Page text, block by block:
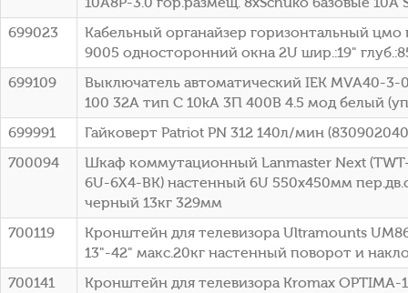
699023
Кабельный органайзер горизонтальный цмо
9005 односторонний окна 2U шир.:19"
699109
Выключатель автоматический IEK MVA40-3-
100 32A тип C 10kA 3П 400В 4.5 мод белый
699991
Гайковерт Patriot PN 312 140л/мин
700094
Шкаф коммутационный Lanmaster Next
6U-6X4-BK) настенный 6U 550x450мм
черный 13кг 329мм
700119
Кронштейн для телевизора Ultramounts
13"-42" макс.20кг настенный поворот и
700141
Кронштейн для телевизора Kromax